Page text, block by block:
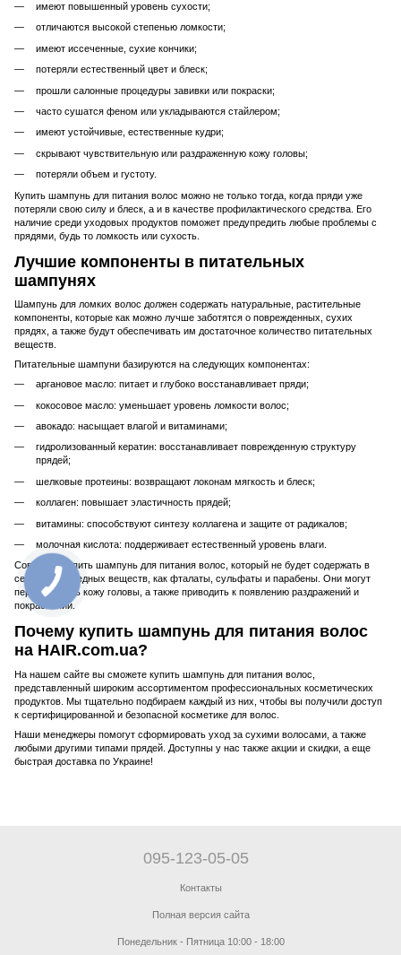
имеют повышенный уровень сухости;
отличаются высокой степенью ломкости;
имеют иссеченные, сухие кончики;
потеряли естественный цвет и блеск;
прошли салонные процедуры завивки или покраски;
часто сушатся феном или укладываются стайлером;
имеют устойчивые, естественные кудри;
скрывают чувствительную или раздраженную кожу головы;
потеряли объем и густоту.
Купить шампунь для питания волос можно не только тогда, когда пряди уже
потеряли свою силу и блеск, а и в качестве профилактического средства. Его
наличие среди уходовых продуктов поможет предупредить любые проблемы с
прядями, будь то ломкость или сухость.
Лучшие компоненты в питательных
шампунях
Шампунь для ломких волос должен содержать натуральные, растительные
компоненты, которые как можно лучше заботятся о поврежденных, сухих
прядях, а также будут обеспечивать им достаточное количество питательных
веществ.
Питательные шампуни базируются на следующих компонентах:
аргановое масло: питает и глубоко восстанавливает пряди;
кокосовое масло: уменьшает уровень ломкости волос;
авокадо: насыщает влагой и витаминами;
гидролизованный кератин: восстанавливает поврежденную структуру
прядей;
шелковые протеины: возвращают локонам мягкость и блеск;
коллаген: повышает эластичность прядей;
витамины: способствуют синтезу коллагена и защите от радикалов;
молочная кислота: поддерживает естественный уровень влаги.
Советуем купить шампунь для питания волос, который не будет содержать в
себе таких вредных веществ, как фталаты, сульфаты и парабены. Они могут
пересушивать кожу головы, а также приводить к появлению раздражений и
покраснений.
Почему купить шампунь для питания волос
на HAIR.com.ua?
На нашем сайте вы сможете купить шампунь для питания волос,
представленный широким ассортиментом профессиональных косметических
продуктов. Мы тщательно подбираем каждый из них, чтобы вы получили доступ
к сертифицированной и безопасной косметике для волос.
Наши менеджеры помогут сформировать уход за сухими волосами, а также
любыми другими типами прядей. Доступны у нас также акции и скидки, а еще
быстрая доставка по Украине!
095-123-05-05
Контакты
Полная версия сайта
Понедельник - Пятница 10:00 - 18:00